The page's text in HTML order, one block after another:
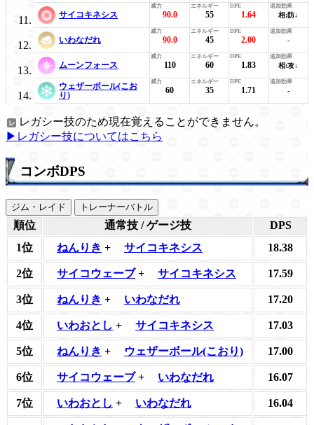
サイコキネシス 90.0 55 1.64 相:防↓
いわなだれ 90.0 45 2.00 -
ムーンフォース 110 60 1.83 相:攻↓
ウェザーボール(こお
り)
60 35 1.71 -
レガシー技のため現在覚えることができません。
▶レガシー技についてはこちら
コンボDPS
ジム・レイド トレーナーバトル
順位 通常技 / ゲージ技
DPS
1位
ねんりき + サイコキネシス 18.38
2位 サイコウェーブ+ サイコキネシス 17.59
3位 ねんりき + いわなだれ 17.20
4位 いわおとし + サイコキネシス 17.03
5位 ねんりき + ウェザーボール(こおり) 17.00
6位 サイコウェーブ+ いわなだれ 16.07
7位 いわおとし + いわなだれ 16.04